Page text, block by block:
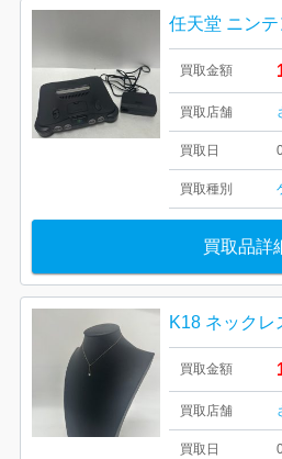
任天堂 ニン
買取金額
買取店舗
買取日
買取種別
買取品詳
K18 ネックレ
買取金額
買取店舗
買取日